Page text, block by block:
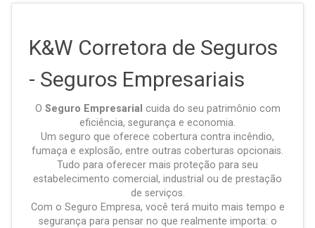
K&W Corretora de Seguros
- Seguros Empresariais
O Seguro Empresarial cuida do seu patrimônio com
eficiência, segurança e economia.
Um seguro que oferece cobertura contra incêndio,
fumaça e explosão, entre outras coberturas opcionais.
Tudo para oferecer mais proteção para seu
estabelecimento comercial, industrial ou de prestação
de serviços.
Com o Seguro Empresa, você terá muito mais tempo e
segurança para pensar no que realmente importa: o